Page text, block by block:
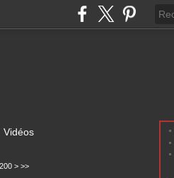
Vidéos
200 300
> >>